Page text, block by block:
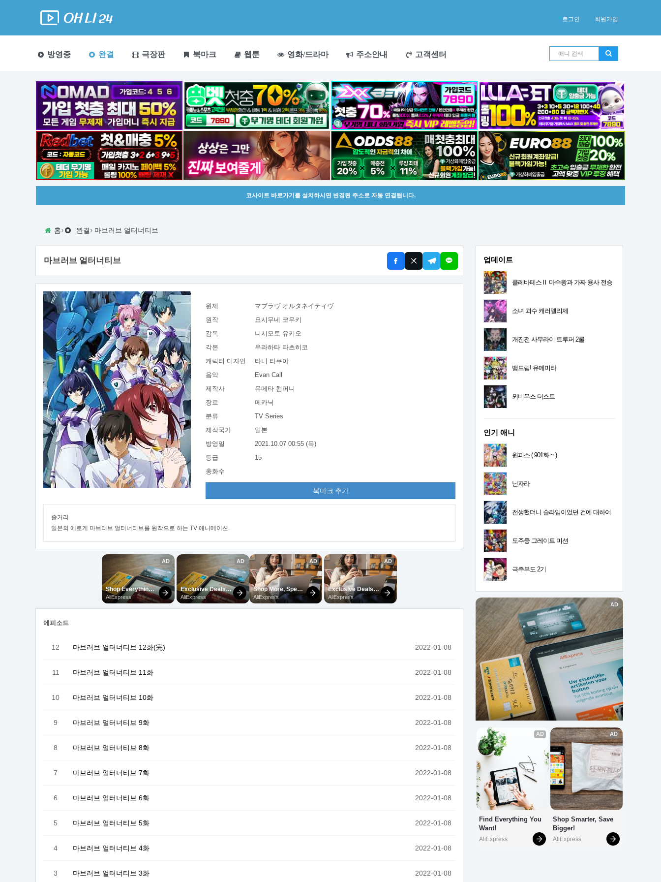
로그인 회원가입
방영중 완결 극장판 북마크 웹툰 영화/드라마 주소안내 고객센터
코사이트 바로가기를 설치하시면 변경된 주소로 자동 연결됩니다.
홈› 완결› 마브러브 얼터너티브
마브러브 얼터너티브
원제
マブラヴ オルタネイティヴ
원작
요시무네 코우키
감독
니시모토 유키오
각본
우라하타 타츠히코
캐릭터 디자인
타니 타쿠야
음악
Evan Call
제작사
유메타 컴퍼니
장르
메카닉
분류
TV Series
제작국가
일본
방영일
2021.10.07 00:55 (목)
등급
15
총화수
북마크 추가
줄거리
일본의 에로게 마브러브 얼터너티브를 원작으로 하는 TV 애니메이션.
에피소드
12 마브러브 얼터너티브 12화(完) 2022-01-08
11 마브러브 얼터너티브 11화 2022-01-08
10 마브러브 얼터너티브 10화 2022-01-08
9 마브러브 얼터너티브 9화 2022-01-08
8 마브러브 얼터너티브 8화 2022-01-08
7 마브러브 얼터너티브 7화 2022-01-08
6 마브러브 얼터너티브 6화 2022-01-08
5 마브러브 얼터너티브 5화 2022-01-08
4 마브러브 얼터너티브 4화 2022-01-08
3 마브러브 얼터너티브 3화 2022-01-08
업데이트
클레바테스Ⅱ 마수왕과 가짜 용사 전승
소녀 괴수 캐러멜리제
개진전 사무라이 트루퍼 2쿨
뱅드림! 유메미타
뫼비우스 더스트
인기 애니
원피스 ( 901화 ~ )
닌자라
전생했더니 슬라임이었던 건에 대하여
도주중 그레이트 미션
극주부도 2기